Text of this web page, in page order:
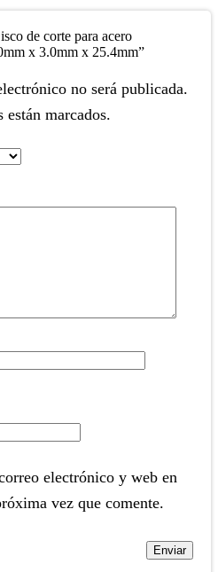
de corte para acero
x 3.0mm x 25.4mm”
no será publicada.
marcados.
electrónico y web en
vez que comente.